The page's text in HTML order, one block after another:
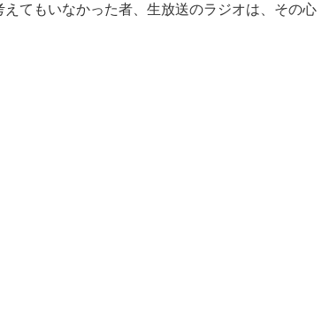
てもいなかった者、生放送のラジオは、その心